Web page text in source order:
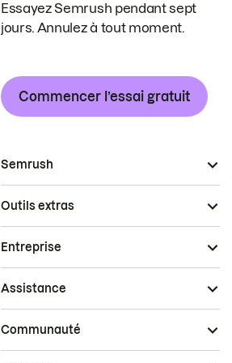
Essayez Semrush pendant sept
jours. Annulez à tout moment.
Commencer l’essai gratuit
Semrush
Outils extras
Entreprise
Assistance
Communauté